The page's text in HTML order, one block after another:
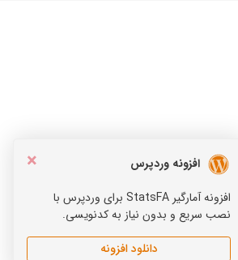
×
افزونه وردپرس
افزونه آمارگیر StatsFA برای وردپرس با
نصب سریع و بدون نیاز به کدنویسی.
دانلود افزونه